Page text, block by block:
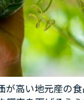
高い地元産の食